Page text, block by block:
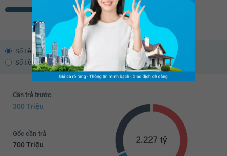
Số tiền trả theo dư nợ giảm dần
Số tiền trả đều hàng tháng
Cần trả trước
300 Triệu
Gốc cần trả
700 Triệu